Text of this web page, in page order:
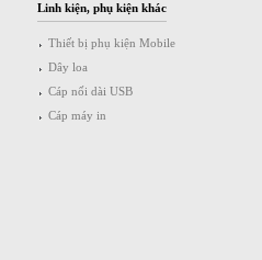
Linh kiện, phụ kiện khác
Thiết bị phụ kiện Mobile
Dây loa
Cáp nối dài USB
Cáp máy in